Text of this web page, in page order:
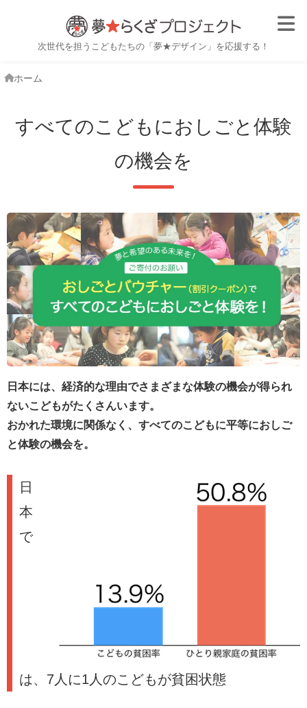
子ども職業体験・おしごと体
次世代を担うこどもたちの「夢★デザイン」を応援する！
ホーム
すべてのこどもにおしごと体験
の機会を
日本には、経済的な理由でさまざまな体験の機会が得られ
ないこどもがたくさんいます。
おかれた環境に関係なく、すべてのこどもに平等におしご
と体験の機会を。
日
本
で
は、7人に1人のこどもが貧困状態